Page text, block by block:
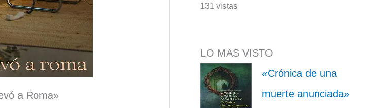
a Roma»
131 vistas
LO MAS VISTO
«Crónica de una
muerte anunciada»